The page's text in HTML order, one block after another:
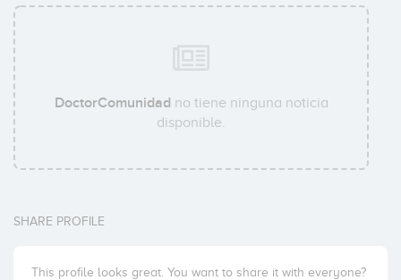
DoctorComunidad no tiene ninguna noticia
disponible.
SHARE PROFILE
This profile looks great. You want to share it with everyone?